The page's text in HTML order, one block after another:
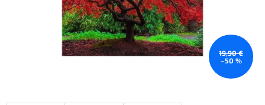
19,90 €
–50 %